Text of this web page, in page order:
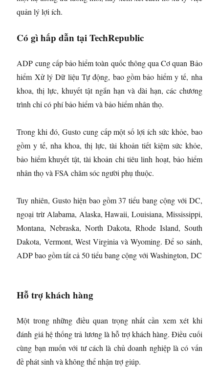
quản lý lợi ích.
Có gì hấp dẫn tại TechRepublic
ADP cung cấp bảo hiểm toàn quốc thông qua Cơ quan Bảo
hiểm Xử lý Dữ liệu Tự động, bao gồm bảo hiểm y tế, nha
khoa, thị lực, khuyết tật ngắn hạn và dài hạn, các chương
trình chỉ có phí bảo hiểm và bảo hiểm nhân thọ.
Trong khi đó, Gusto cung cấp một số lợi ích sức khỏe, bao
gồm y tế, nha khoa, thị lực, tài khoản tiết kiệm sức khỏe,
bảo hiểm khuyết tật, tài khoản chi tiêu linh hoạt, bảo hiểm
nhân thọ và FSA chăm sóc người phụ thuộc.
Tuy nhiên, Gusto hiện bao gồm 37 tiểu bang cộng với DC,
ngoại trừ Alabama, Alaska, Hawaii, Louisiana, Mississippi,
Montana, Nebraska, North Dakota, Rhode Island, South
Dakota, Vermont, West Virginia và Wyoming. Để so sánh,
ADP bao gồm tất cả 50 tiểu bang cộng với Washington, DC
Hỗ trợ khách hàng
Một trong những điều quan trọng nhất cần xem xét khi
đánh giá hệ thống trả lương là hỗ trợ khách hàng. Điều cuối
cùng bạn muốn với tư cách là chủ doanh nghiệp là có vấn
đề phát sinh và không thể nhận trợ giúp.